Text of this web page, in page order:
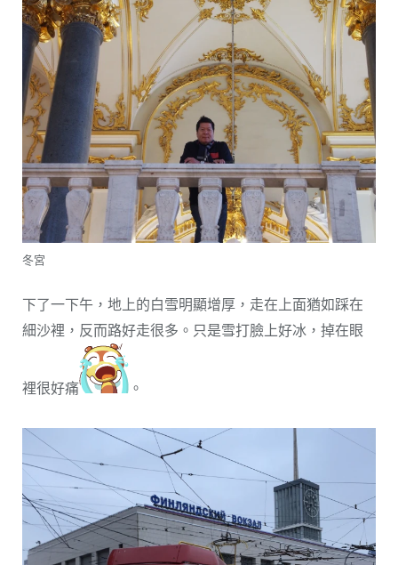
冬宮
下了一下午，地上的白雪明顯增厚，走在上面猶如踩在
細沙裡，反而路好走很多。只是雪打臉上好冰，掉在眼
裡很好痛 。